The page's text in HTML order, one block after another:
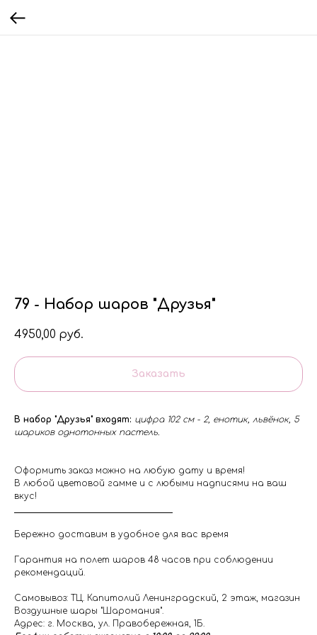
79 - Набор шаров "Друзья"
4950,00 руб.
Заказать
В набор "Друзья" входят: цифра 102 см - 2, енотик, львёнок, 5
шариков однотонных пастель.
Оформить заказ можно на любую дату и время!
В любой цветовой гамме и с любыми надписями на ваш
вкус!
Бережно доставим в удобное для вас время
Гарантия на полет шаров 48 часов при соблюдении
рекомендаций.
Самовывоз: ТЦ. Капитолий Ленинградский, 2 этаж, магазин
Воздушные шары "Шаромания".
Адрес: г. Москва, ул. Правобережная, 1Б.